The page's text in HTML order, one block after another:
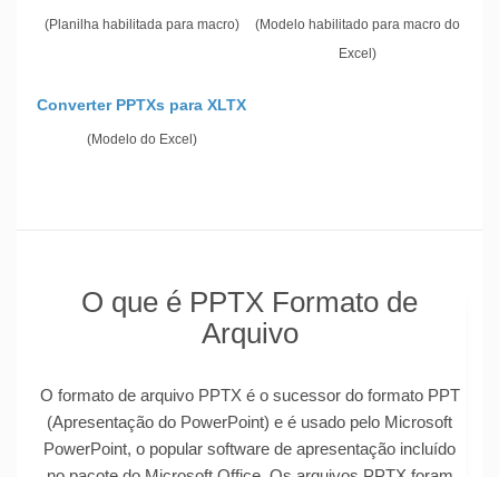
(Planilha habilitada para macro)
(Modelo habilitado para macro do
Excel)
Converter PPTXs para XLTX
(Modelo do Excel)
O que é PPTX Formato de
Arquivo
O formato de arquivo PPTX é o sucessor do formato PPT
(Apresentação do PowerPoint) e é usado pelo Microsoft
PowerPoint, o popular software de apresentação incluído